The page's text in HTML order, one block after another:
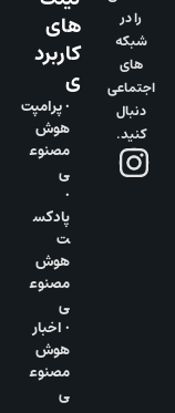
را در
شبکه
های
اجتماعی
دنبال
کنید.
های
کاربرد
ی
• پرامپت
هوش
مصنوع
ی
•
پادکس
ت
هوش
مصنوع
ی
• اخبار
هوش
مصنوع
ی